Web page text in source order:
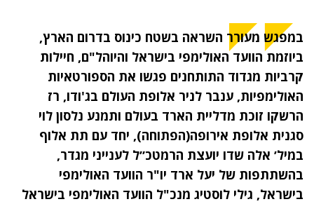
במפגש מעורר השראה בשטח כינוס בדרום הארץ,
ביוזמת הוועד האולימפי בישראל והיוהל"ם, חיילות
קרביות מגדוד התותחנים פגשו את הספורטאיות
האולימפיות, ענבר לניר אלופת העולם בג'ודו, רז
הרשקו זוכת מדליית הארד בעולם ותמנע נלסון לוי
סגנית אלופת אירופה(הפתוחה), יחד עם תת אלוף
במיל׳ אלה שדו יועצת הרמטכ״ל לענייני מגדר,
בהשתתפות של יעל ארד יו"ר הוועד האולימפי
בישראל, גילי לוסטיג מנכ"ל הוועד האולימפי בישראל